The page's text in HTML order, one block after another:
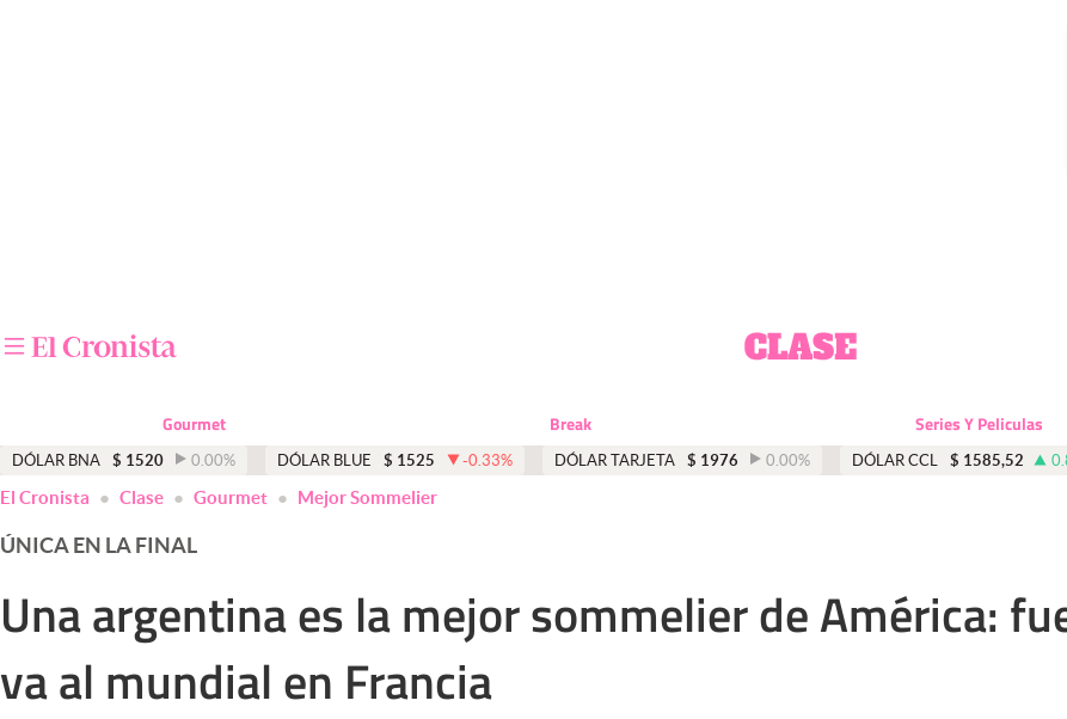
Otras secciones
Apertura
Infotechnology
Clima
Mundial 2026
Gourmet Break Series Y Peliculas
DÓLAR BNA $ 1520 0.00% DÓLAR BLUE $ 1525 -0.33% DÓLAR TARJETA $ 1976 0.00% DÓLAR CCL $ 1585,52
El Cronista Clase Gourmet Mejor Sommelier
ÚNICA EN LA FINAL
Una argentina es la mejor sommelier de América:
va al mundial en Francia